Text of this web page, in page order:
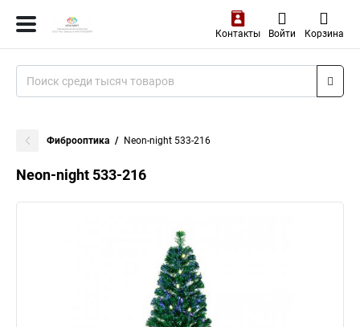
Контакты Войти Корзина
Фиброоптика Neon-night 533-216
Neon-night 533-216